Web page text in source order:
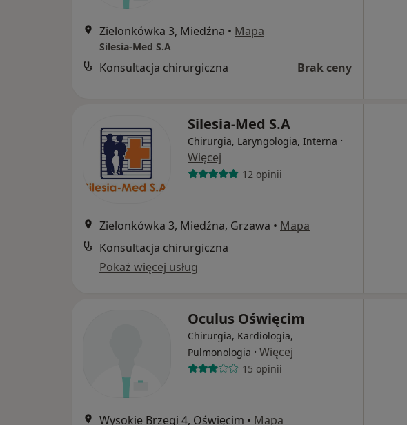
Zielonkówka 3, Miedźna • Mapa
Silesia-Med S.A
Konsultacja chirurgiczna Brak ceny
Silesia-Med S.A
Chirurgia, Laryngologia, Interna ·
Więcej
12 opinii
Zielonkówka 3, Miedźna, Grzawa • Mapa
Konsultacja chirurgiczna
Pokaż więcej usług
Oculus Oświęcim
Chirurgia, Kardiologia,
Pulmonologia · Więcej
15 opinii
Wysokie Brzegi 4, Oświęcim • Mapa